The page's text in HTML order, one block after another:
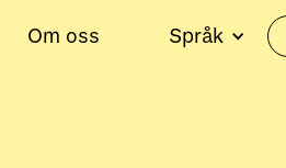
Om oss Språk